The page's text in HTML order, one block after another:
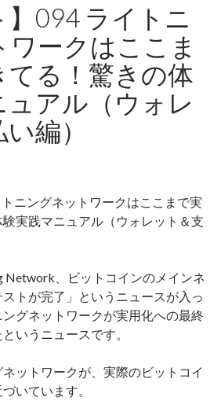
】094 ライトニ
ワークはここま
てる！驚きの体
アル（ウォレ
編）
トニングネットワークはここまで実
実践マニュアル（ウォレット＆支
Network、ビットコインのメインネ
トが完了」というニュースが入っ
グネットワークが実用化への最終
いうニュースです。
ットワークが、実際のビットコイ
いています。